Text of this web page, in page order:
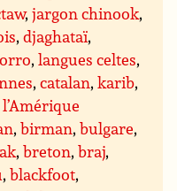
,jargon chinook,
,djaghataï,
,langues celtes,
,catalan,karib,
,birman,bulgare,
,breton,braj,
,blackfoot,